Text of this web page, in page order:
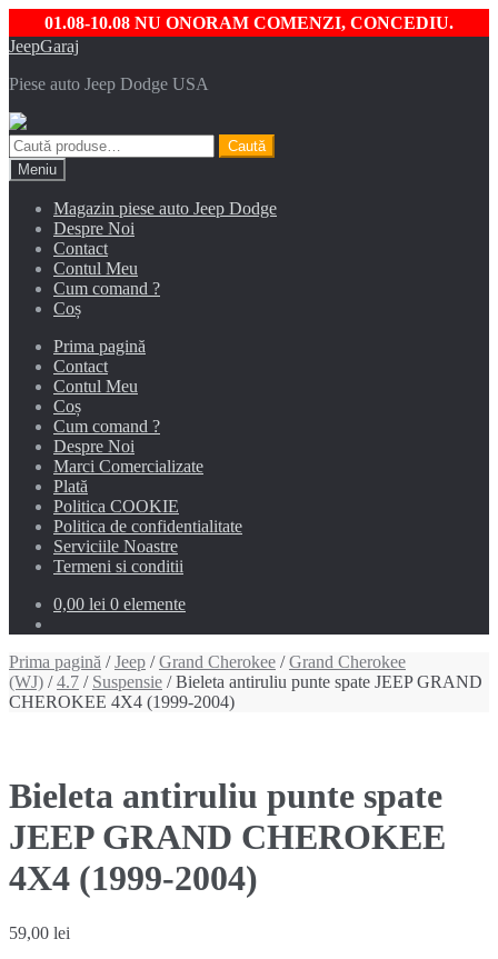
01.08-10.08 NU ONORAM COMENZI, CONCEDIU.
Sari
navigare
Sari
conținut
JeepGaraj
Piese auto Jeep Dodge USA
Caută
după:
Caută
Meniu
Magazin piese auto Jeep Dodge
Despre Noi
Contact
Contul Meu
Cum comand ?
Coș
Prima pagină
Contact
Contul Meu
Coș
Cum comand ?
Despre Noi
Marci Comercializate
Plată
Politica COOKIE
Politica de confidentialitate
Serviciile Noastre
Termeni si conditii
0,00 lei 0 elemente
Prima pagină /Jeep /Grand Cherokee /Grand Cherokee
(WJ) /4.7 / Suspensie / Bieleta antiruliu punte spate JEEP GRAND
CHEROKEE 4X4 (1999-2004)
Bieleta antiruliu punte spate
JEEP GRAND CHEROKEE
4X4 (1999-2004)
59,00 lei